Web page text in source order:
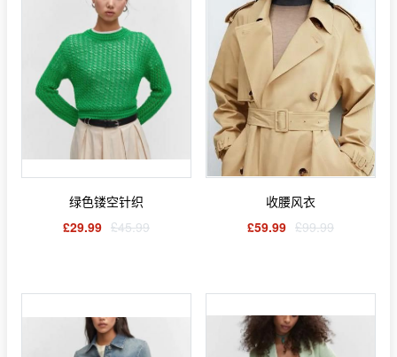
绿色镂空针织
£29.99 £45.99
收腰风衣
£59.99 £99.99